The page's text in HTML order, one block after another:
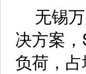
无锡万
决方案
负荷，